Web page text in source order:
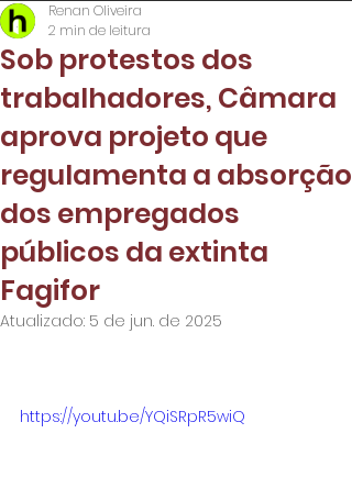
Sob protestos dos
trabalhadores, Câmara
aprova projeto que
regulamenta a absorção
dos empregados
públicos da extinta
Fagifor
Renan Oliveira
2 min de leitura
Atualizado: 5 de jun. de 2025
https://youtu.be/YQiSRpR5wiQ